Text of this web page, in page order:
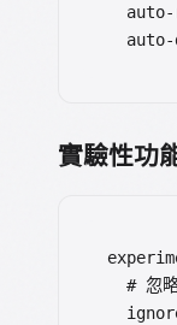
實驗性功
# 忽